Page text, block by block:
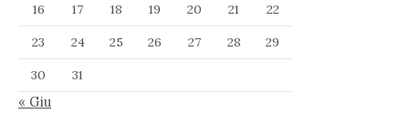
16
17 18 19 20 21
22
23
24 25 26 27 28
29
30
31
« Giu